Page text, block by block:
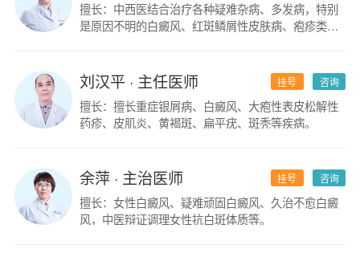
擅长：中西医结合治疗各种疑难杂病、多发病，特别
是原因不明的白癜风、红斑鳞屑性皮肤病、疱疹类皮
咨询
挂号
刘汉平· 主任医师
擅长：擅长重症银屑病、白癜风、大疱性表皮松解性
药疹、皮肌炎、黄褐斑、扁平疣、斑秃等疾病。
咨询
挂号
余萍· 主治医师
擅长：女性白癜风、疑难顽固白癜风、久治不愈白癜
风，中医辩证调理女性抗白斑体质等。